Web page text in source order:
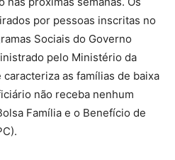
por pessoas inscritas no
Sociais do Governo
pelo Ministério da
as famílias de baixa
não receba nenhum
Família e o Benefício de